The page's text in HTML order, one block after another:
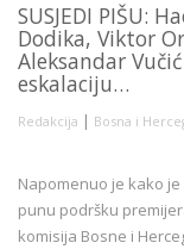
SUSJEDI PIŠU:
Dodika, Viktor
Aleksandar
eskalaciju…
Redakcija | Bosna i
Napomenuo je kako
punu podršku
komisija Bosne i